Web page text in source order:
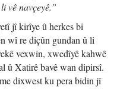
vê navçeyê.”
jî kirîye û herkes bi
wî re diçûn gundan û li
vexwin, xwedîyê kahwê
û Xatirê bavê wan dipirsî.
dixwest ku pera bidin jî